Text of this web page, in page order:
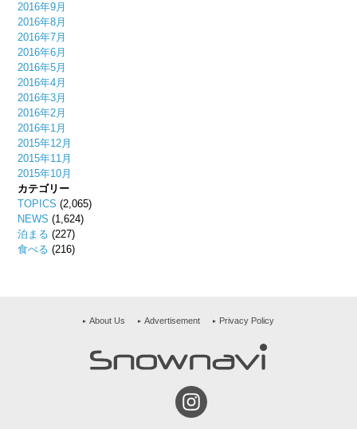
2016年9月
2016年8月
2016年7月
2016年6月
2016年5月
2016年4月
2016年3月
2016年2月
2016年1月
2015年12月
2015年11月
2015年10月
カテゴリー
TOPICS (2,065)
NEWS (1,624)
泊まる (227)
食べる (216)
About Us Advertisement Privacy Policy